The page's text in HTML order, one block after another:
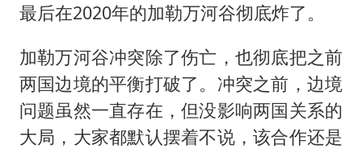
最后在2020年的加勒万河谷彻底炸了。
加勒万河谷冲突除了伤亡，也彻底把之前
两国边境的平衡打破了。冲突之前，边境
问题虽然一直存在，但没影响两国关系的
大局，大家都默认摆着不说，该合作还是